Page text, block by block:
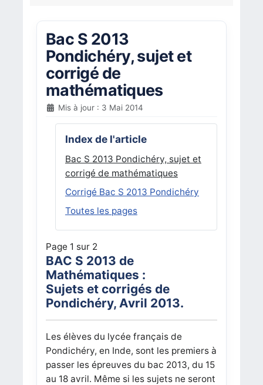
Bac S 2013
Pondichéry, sujet et
corrigé de
mathématiques
Mis à jour : 3 Mai 2014
Index de l'article
Bac S 2013 Pondichéry, sujet et
corrigé de mathématiques
Corrigé Bac S 2013 Pondichéry
Toutes les pages
Page 1 sur 2
BAC S 2013 de
Mathématiques :
Sujets et corrigés de
Pondichéry, Avril 2013.
Les élèves du lycée français de
Pondichéry, en Inde, sont les premiers à
passer les épreuves du bac 2013, du 15
au 18 avril. Même si les sujets ne seront